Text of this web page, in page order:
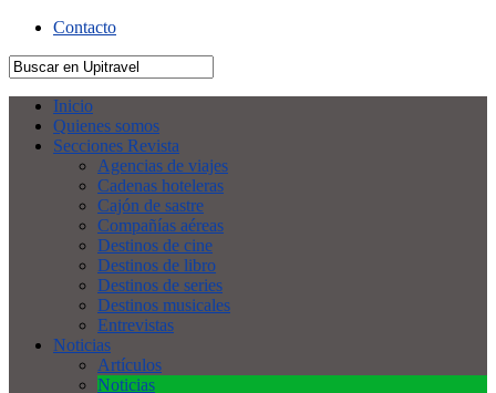
Contacto
Inicio
Quienes somos
Secciones Revista
Agencias de viajes
Cadenas hoteleras
Cajón de sastre
Compañías aéreas
Destinos de cine
Destinos de libro
Destinos de series
Destinos musicales
Entrevistas
Noticias
Artículos
Noticias